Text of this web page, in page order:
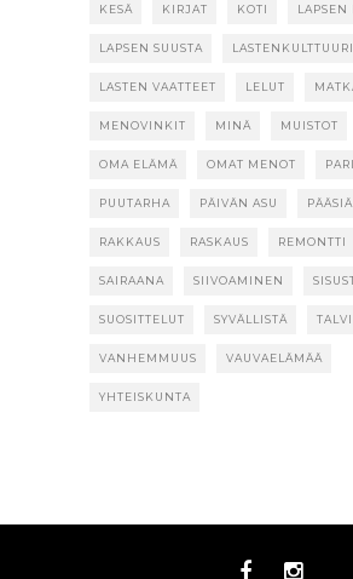
KESÄ KIRJAT KOTI LAPSEN
LAPSEN SUUSTA LASTENKULTTUURI
LASTEN VAATTEET LELUT
MENOVINKIT MINÄ MUISTOT
OMA ELÄMÄ OMAT MENOT
PUUTARHA PÄIVÄN ASU
RAKKAUS RASKAUS REMONTTI
SAIRAANA SIIVOAMINEN
SUOSITTELUT SYVÄLLISTÄ TALVI
VANHEMMUUS VAUVAELÄMÄÄ
YHTEISKUNTA